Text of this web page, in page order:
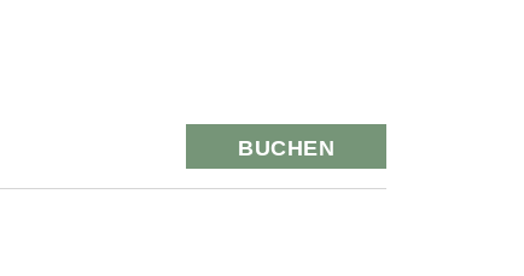
BUCHEN